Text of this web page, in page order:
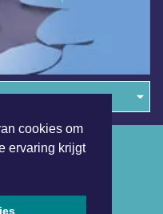
cookies om
ervaring krijgt